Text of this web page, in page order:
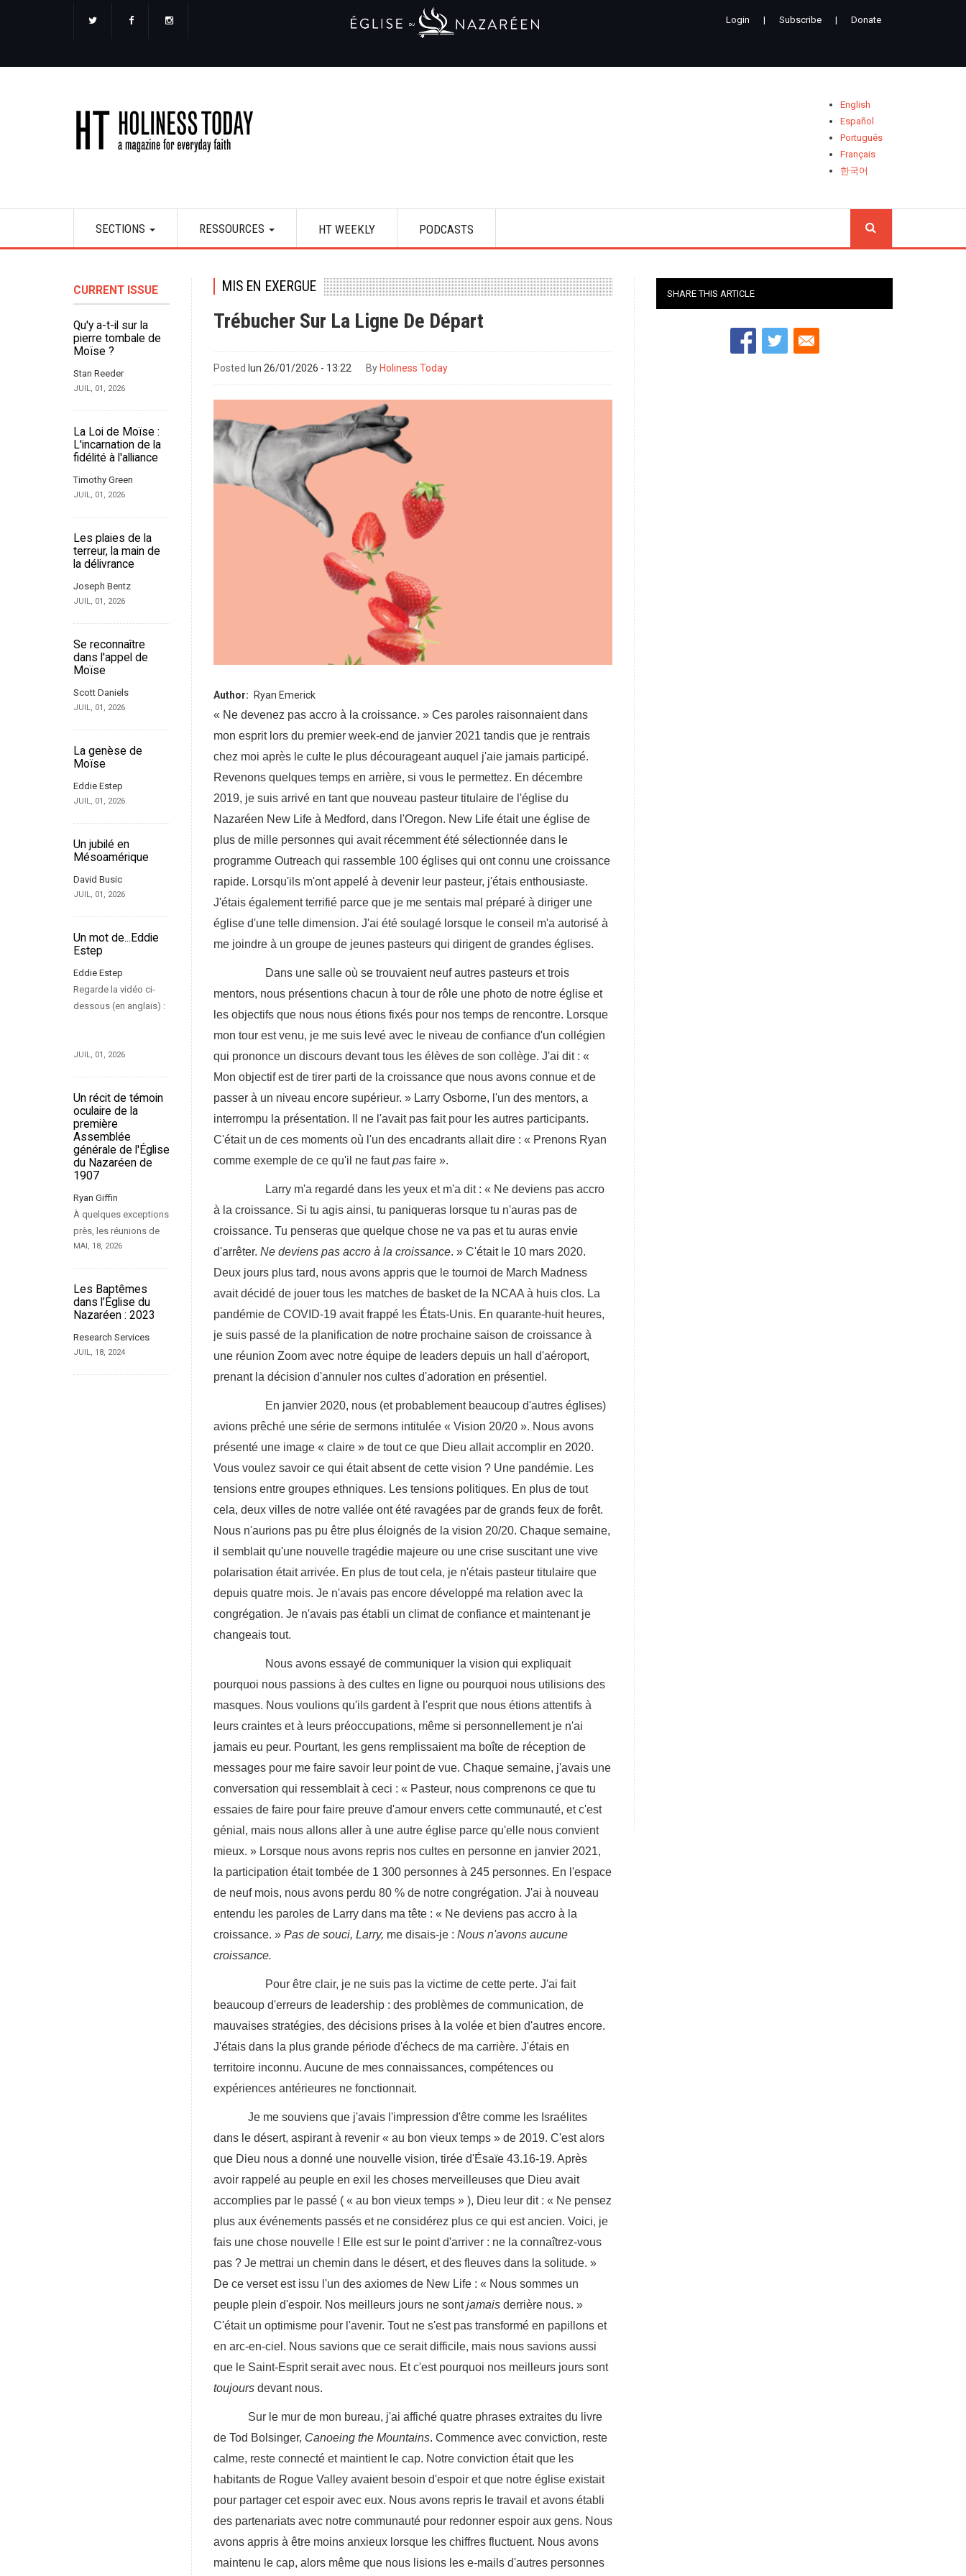
Login | Subscribe | Donate
English
Español
Português
Français
한국어
navigation
SECTIONS RESSOURCES HT WEEKLY PODCASTS
CURRENT ISSUE
Qu'y a-t-il sur la
pierre tombale de
Moïse ?
Stan Reeder
JUIL, 01, 2026
La Loi de Moïse :
L'incarnation de la
fidélité à l'alliance
Timothy Green
JUIL, 01, 2026
Les plaies de la
terreur, la main de
la délivrance
Joseph Bentz
JUIL, 01, 2026
Se reconnaître
dans l'appel de
Moïse
Scott Daniels
JUIL, 01, 2026
La genèse de
Moïse
Eddie Estep
JUIL, 01, 2026
Un jubilé en
Mésoamérique
David Busic
JUIL, 01, 2026
Un mot de...Eddie
Estep
Eddie Estep
Regarde la vidéo ci-
dessous (en anglais) :
JUIL, 01, 2026
Un récit de témoin
oculaire de la
première
Assemblée
générale de l'Église
du Nazaréen de
1907
Ryan Giffin
À quelques exceptions
près, les réunions de
MAI, 18, 2026
Les Baptêmes
dans l’Église du
Nazaréen : 2023
Research Services
JUIL, 18, 2024
MIS EN EXERGUE
Trébucher Sur La Ligne De Départ
Posted lun 26/01/2026 - 13:22 By Holiness Today
Author Ryan Emerick
« Ne devenez pas accro à la croissance. » Ces paroles raisonnaient dans
mon esprit lors du premier week-end de janvier 2021 tandis que je rentrais
chez moi après le culte le plus décourageant auquel j'aie jamais participé.
Revenons quelques temps en arrière, si vous le permettez. En décembre
2019, je suis arrivé en tant que nouveau pasteur titulaire de l'église du
Nazaréen New Life à Medford, dans l'Oregon. New Life était une église de
plus de mille personnes qui avait récemment été sélectionnée dans le
programme Outreach qui rassemble 100 églises qui ont connu une croissance
rapide. Lorsqu'ils m'ont appelé à devenir leur pasteur, j'étais enthousiaste.
J'étais également terrifié parce que je me sentais mal préparé à diriger une
église d'une telle dimension. J'ai été soulagé lorsque le conseil m'a autorisé à
me joindre à un groupe de jeunes pasteurs qui dirigent de grandes églises.
Dans une salle où se trouvaient neuf autres pasteurs et trois
mentors, nous présentions chacun à tour de rôle une photo de notre église et
les objectifs que nous nous étions fixés pour nos temps de rencontre. Lorsque
mon tour est venu, je me suis levé avec le niveau de confiance d'un collégien
qui prononce un discours devant tous les élèves de son collège. J'ai dit : «
Mon objectif est de tirer parti de la croissance que nous avons connue et de
passer à un niveau encore supérieur. » Larry Osborne, l'un des mentors, a
interrompu la présentation. Il ne l'avait pas fait pour les autres participants.
C'était un de ces moments où l'un des encadrants allait dire : « Prenons Ryan
comme exemple de ce qu'il ne fautpas faire ».
Larry m'a regardé dans les yeux et m'a dit : « Ne deviens pas accro
à la croissance. Si tu agis ainsi, tu paniqueras lorsque tu n'auras pas de
croissance. Tu penseras que quelque chose ne va pas et tu auras envie
d'arrêter. Ne deviens pas accro à la croissance. » C'était le 10 mars 2020.
Deux jours plus tard, nous avons appris que le tournoi de March Madness
avait décidé de jouer tous les matches de basket de la NCAA à huis clos. La
pandémie de COVID-19 avait frappé les États-Unis. En quarante-huit heures,
je suis passé de la planification de notre prochaine saison de croissance à
une réunion Zoom avec notre équipe de leaders depuis un hall d'aéroport,
prenant la décision d'annuler nos cultes d'adoration en présentiel.
En janvier 2020, nous (et probablement beaucoup d'autres églises)
avions prêché une série de sermons intitulée « Vision 20/20 ». Nous avons
présenté une image « claire » de tout ce que Dieu allait accomplir en 2020.
Vous voulez savoir ce qui était absent de cette vision ? Une pandémie. Les
tensions entre groupes ethniques. Les tensions politiques. En plus de tout
cela, deux villes de notre vallée ont été ravagées par de grands feux de forêt.
Nous n'aurions pas pu être plus éloignés de la vision 20/20. Chaque semaine,
il semblait qu'une nouvelle tragédie majeure ou une crise suscitant une vive
polarisation était arrivée. En plus de tout cela, je n'étais pasteur titulaire que
depuis quatre mois. Je n'avais pas encore développé ma relation avec la
congrégation. Je n'avais pas établi un climat de confiance et maintenant je
changeais tout.
Nous avons essayé de communiquer la vision qui expliquait
pourquoi nous passions à des cultes en ligne ou pourquoi nous utilisions des
masques. Nous voulions qu'ils gardent à l'esprit que nous étions attentifs à
leurs craintes et à leurs préoccupations, même si personnellement je n'ai
jamais eu peur. Pourtant, les gens remplissaient ma boîte de réception de
messages pour me faire savoir leur point de vue. Chaque semaine, j'avais une
conversation qui ressemblait à ceci : « Pasteur, nous comprenons ce que tu
essaies de faire pour faire preuve d'amour envers cette communauté, et c'est
génial, mais nous allons aller à une autre église parce qu'elle nous convient
mieux. » Lorsque nous avons repris nos cultes en personne en janvier 2021,
la participation était tombée de 1 300 personnes à 245 personnes. En l'espace
de neuf mois, nous avons perdu 80 % de notre congrégation. J'ai à nouveau
entendu les paroles de Larry dans ma tête : « Ne deviens pas accro à la
croissance. » Pas de souci, Larry, me disais-je : Nous n'avons aucune
croissance.
Pour être clair, je ne suis pas la victime de cette perte. J'ai fait
beaucoup d'erreurs de leadership : des problèmes de communication, de
mauvaises stratégies, des décisions prises à la volée et bien d'autres encore.
J'étais dans la plus grande période d'échecs de ma carrière. J'étais en
territoire inconnu. Aucune de mes connaissances, compétences ou
expériences antérieures ne fonctionnait.
Je me souviens que j'avais l'impression d'être comme les Israélites
dans le désert, aspirant à revenir « au bon vieux temps » de 2019. C'est alors
que Dieu nous a donné une nouvelle vision, tirée d'Ésaïe 43.16-19. Après
avoir rappelé au peuple en exil les choses merveilleuses que Dieu avait
accomplies par le passé ( « au bon vieux temps » ), Dieu leur dit : « Ne pensez
plus aux événements passés et ne considérez plus ce qui est ancien. Voici, je
fais une chose nouvelle ! Elle est sur le point d'arriver : ne la connaîtrez-vous
pas ? Je mettrai un chemin dans le désert, et des fleuves dans la solitude. »
De ce verset est issu l'un des axiomes de New Life : « Nous sommes un
peuple plein d'espoir. Nos meilleurs jours ne sontjamais derrière nous. »
C'était un optimisme pour l'avenir. Tout ne s'est pas transformé en papillons et
en arc-en-ciel. Nous savions que ce serait difficile, mais nous savions aussi
que le Saint-Esprit serait avec nous. Et c'est pourquoi nos meilleurs jours sont
toujours devant nous.
Sur le mur de mon bureau, j'ai affiché quatre phrases extraites du livre
de Tod Bolsinger, Canoeing the Mountains. Commence avec conviction, reste
calme, reste connecté et maintient le cap. Notre conviction était que les
habitants de Rogue Valley avaient besoin d'espoir et que notre église existait
pour partager cet espoir avec eux. Nous avons repris le travail et avons établi
des partenariats avec notre communauté pour redonner espoir aux gens. Nous
avons appris à être moins anxieux lorsque les chiffres fluctuent. Nous avons
maintenu le cap, alors même que nous lisions les e-mails d'autres personnes
SHARE THIS ARTICLE